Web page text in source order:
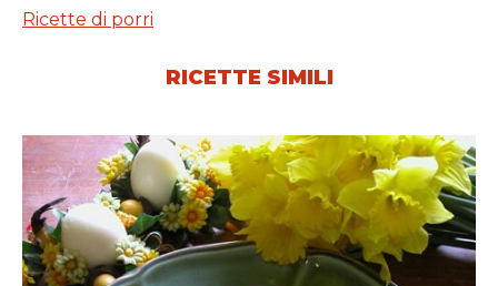
Ricette di porri
RICETTE SIMILI